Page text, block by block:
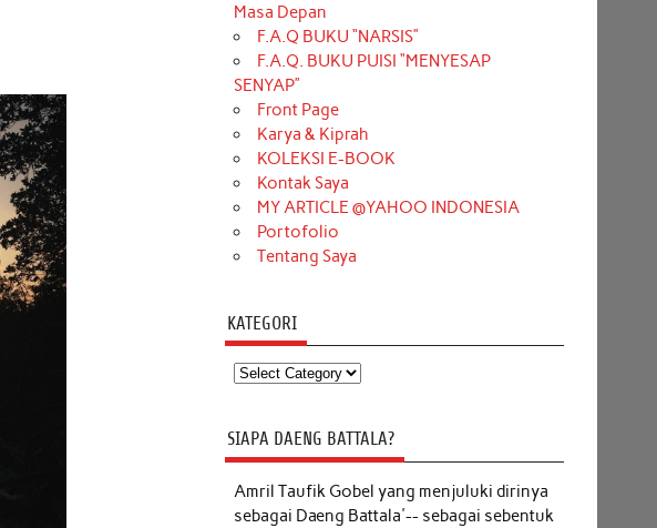
Masa Depan
F.A.Q BUKU “NARSIS”
F.A.Q. BUKU PUISI “MENYESAP
SENYAP”
Front Page
Karya & Kiprah
KOLEKSI E-BOOK
Kontak Saya
MY ARTICLE @YAHOO INDONESIA
Portofolio
Tentang Saya
KATEGORI
Kategori
SIAPA DAENG BATTALA?
Amril Taufik Gobel yang menjuluki dirinya
sebagai Daeng Battala'-- sebagai sebentuk